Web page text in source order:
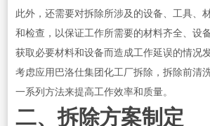
此外，还需要对拆除所涉及的设备、工具、
和检查，以保证工作所需要的材料齐全、设
获取必要材料和设备而造成工作延误的情况
考虑应用巴洛仕集团化工厂拆除，拆除前清
一系列方法来提高工作效率和质量。
二、拆除方案制定